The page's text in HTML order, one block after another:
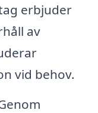
erbjuder
av
vid behov.